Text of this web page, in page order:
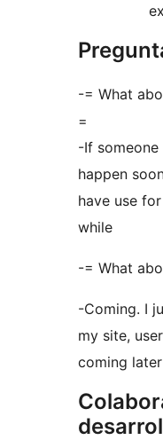
-= What
=
-If someone
happen
have use
while
-= What
-Coming. I
my site,
coming later